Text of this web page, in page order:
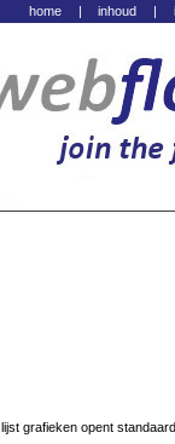
home|inhoud |
grafieken opent